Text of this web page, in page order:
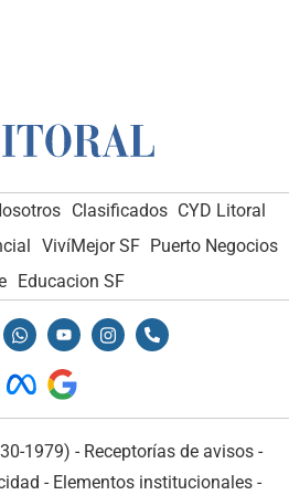
Clasificados CYD Litoral
VivíMejor SF Puerto Negocios
Educacion SF
1979) - Receptorías de avisos -
- Elementos institucionales -